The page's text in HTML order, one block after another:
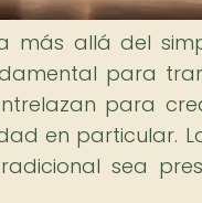
allá del
para
para
en particular.
sea